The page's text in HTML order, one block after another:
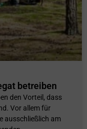
betreiben
den Vorteil, dass
Vor allem für
ausschließlich am